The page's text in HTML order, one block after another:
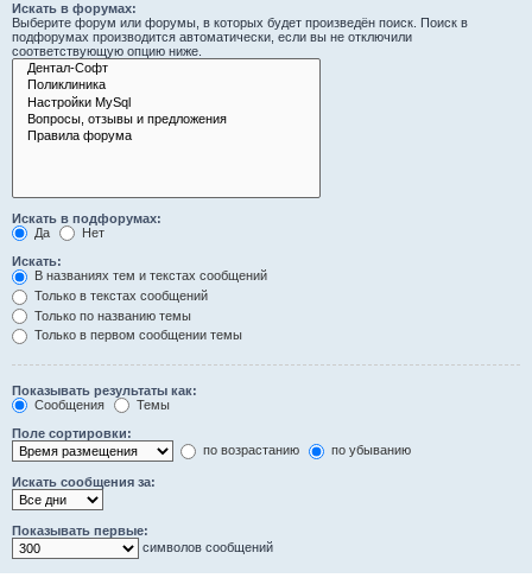
Искать в форумах:
Выберите форум или форумы, в которых будет произведён поиск. Поиск в
подфорумах производится автоматически, если вы не отключили
соответствующую опцию ниже.
Искать в подфорумах:
Да
Нет
Искать:
В названиях тем и текстах сообщений
Только в текстах сообщений
Только по названию темы
Только в первом сообщении темы
Показывать результаты как:
Сообщения
Темы
Поле сортировки:
по возрастанию
по убыванию
Искать сообщения за:
Показывать первые:
символов сообщений